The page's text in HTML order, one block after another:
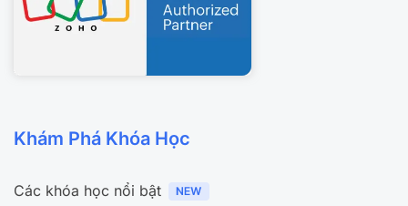
Khám Phá Khóa Học
Các khóa học nổi bật